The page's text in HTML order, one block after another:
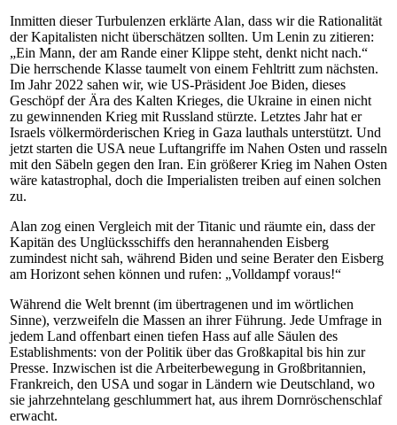
Inmitten dieser Turbulenzen erklärte Alan, dass wir die Rationalität
der Kapitalisten nicht überschätzen sollten. Um Lenin zu zitieren:
„Ein Mann, der am Rande einer Klippe steht, denkt nicht nach.“
Die herrschende Klasse taumelt von einem Fehltritt zum nächsten.
Im Jahr 2022 sahen wir, wie US-Präsident Joe Biden, dieses
Geschöpf der Ära des Kalten Krieges, die Ukraine in einen nicht
zu gewinnenden Krieg mit Russland stürzte. Letztes Jahr hat er
Israels völkermörderischen Krieg in Gaza lauthals unterstützt. Und
jetzt starten die USA neue Luftangriffe im Nahen Osten und rasseln
mit den Säbeln gegen den Iran. Ein größerer Krieg im Nahen Osten
wäre katastrophal, doch die Imperialisten treiben auf einen solchen
zu.
Alan zog einen Vergleich mit der Titanic und räumte ein, dass der
Kapitän des Unglücksschiffs den herannahenden Eisberg
zumindest nicht sah, während Biden und seine Berater den Eisberg
am Horizont sehen können und rufen: „Volldampf voraus!“
Während die Welt brennt (im übertragenen und im wörtlichen
Sinne), verzweifeln die Massen an ihrer Führung. Jede Umfrage in
jedem Land offenbart einen tiefen Hass auf alle Säulen des
Establishments: von der Politik über das Großkapital bis hin zur
Presse. Inzwischen ist die Arbeiterbewegung in Großbritannien,
Frankreich, den USA und sogar in Ländern wie Deutschland, wo
sie jahrzehntelang geschlummert hat, aus ihrem Dornröschenschlaf
erwacht.